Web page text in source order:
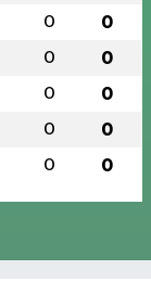
0 0
0 0
0 0
0 0
0 0